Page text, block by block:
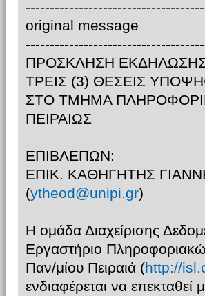
original message
ΠΡΟΣΚΛΗΣΗ
ΤΡΕΙΣ (3) ΘΕΣΕΙΣ
ΣΤΟ ΤΜΗΜΑ
ΠΕΙΡΑΙΩΣ
ΕΠΙΒΛΕΠΩΝ:
ΕΠΙΚ. ΚΑΘΗΓΗΤΗΣ
(ytheod@unipi.gr)
Η ομάδα Διαχείρισης
Εργαστήριο
Παν/μίου Πειραιά (http://
ενδιαφέρεται να επεκταθεί